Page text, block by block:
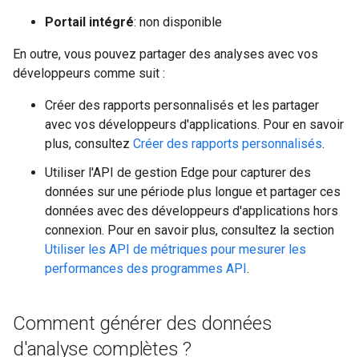
Portail intégré: non disponible
En outre, vous pouvez partager des analyses avec vos
développeurs comme suit :
Créer des rapports personnalisés et les partager
avec vos développeurs d'applications. Pour en savoir
plus, consultez Créer des rapports personnalisés.
Utiliser l'API de gestion Edge pour capturer des
données sur une période plus longue et partager ces
données avec des développeurs d'applications hors
connexion. Pour en savoir plus, consultez la section
Utiliser les API de métriques pour mesurer les
performances des programmes API.
Comment générer des données
d'analyse complètes ?